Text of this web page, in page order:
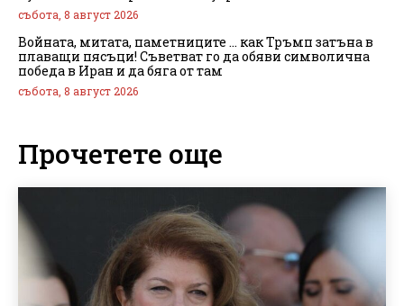
събота, 8 август 2026
Войната, митата, паметниците … как Тръмп затъна в
плаващи пясъци! Съветват го да обяви символична
победа в Иран и да бяга от там
събота, 8 август 2026
Прочетете още